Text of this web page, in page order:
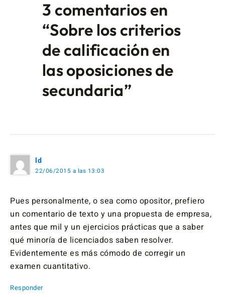
3 comentarios en
“Sobre los criterios
de calificación en
las oposiciones de
secundaria”
ld
22/06/2015 a las 13:03
Pues personalmente, o sea como opositor, prefiero
un comentario de texto y una propuesta de empresa,
antes que mil y un ejercicios prácticas que a saber
qué minoría de licenciados saben resolver.
Evidentemente es más cómodo de corregir un
examen cuantitativo.
Responder